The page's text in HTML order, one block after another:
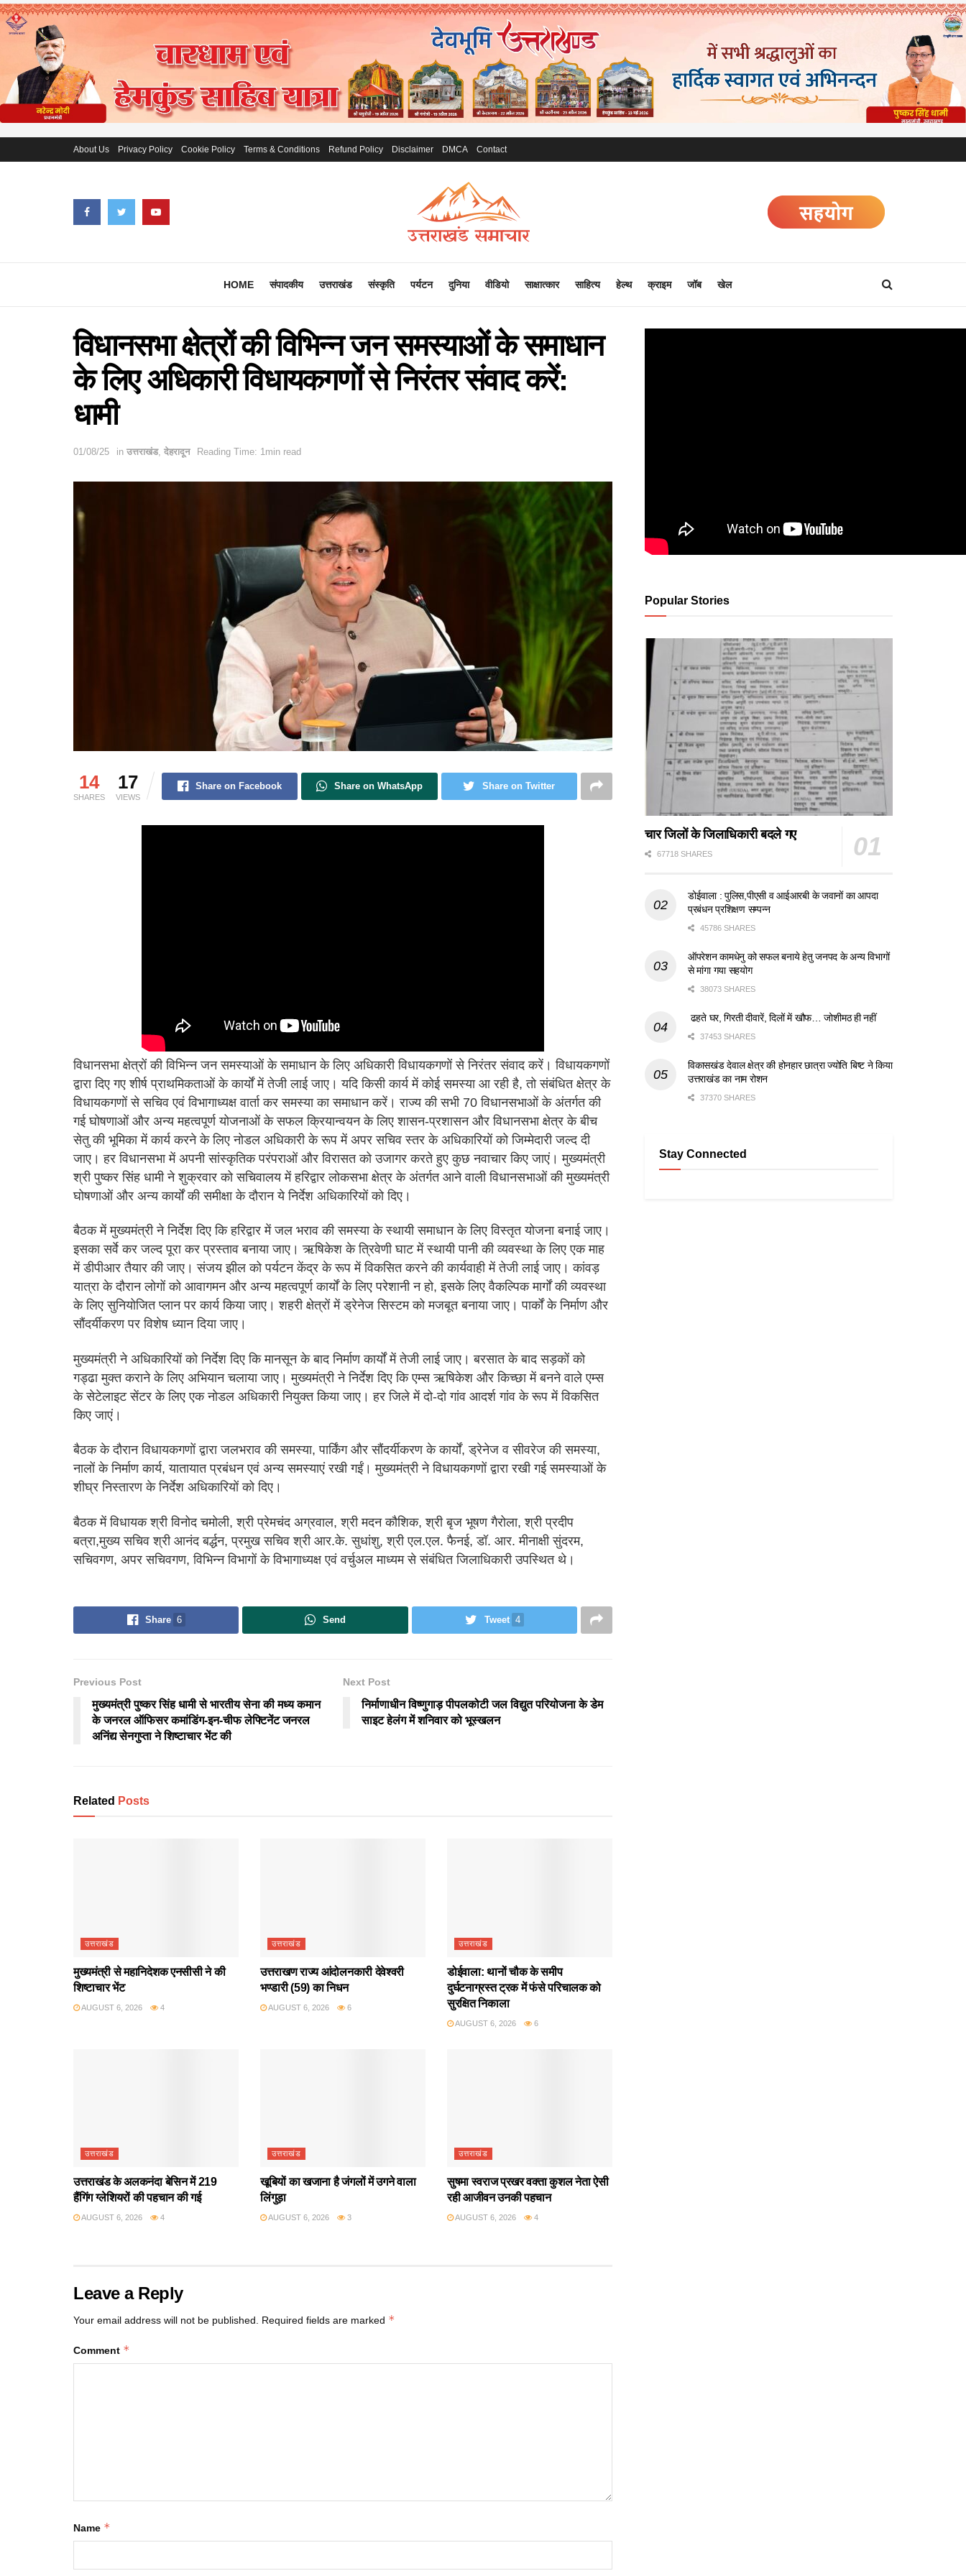
About Us Privacy Policy Cookie Policy Terms & Conditions Refund Policy Disclaimer DMCA Contact
HOME संपादकीय उत्तराखंड संस्कृति पर्यटन दुनिया वीडियो साक्षात्कार साहित्य हेल्थ क्राइम जॉब खेल
विधानसभा क्षेत्रों की विभिन्न जन समस्याओं के समाधान
के लिए अधिकारी विधायकगणों से निरंतर संवाद करें:
धामी
01/08/25 in उत्तराखंड, देहरादून Reading Time: 1min read
14
SHARES
17
VIEWS
Share on Facebook Share on WhatsApp Share on Twitter
विधानसभा क्षेत्रों की विभिन्न जन समस्याओं के समाधान के लिए अधिकारी विधायकगणों से निरंतर संवाद करें। विधायकगणों
द्वारा दिए गए शीर्ष प्राथमिकताओं के कार्यों में तेजी लाई जाए। यदि किसी कार्य में कोई समस्या आ रही है, तो संबंधित क्षेत्र के
विधायकगणों से सचिव एवं विभागाध्यक्ष वार्ता कर समस्या का समाधान करें। राज्य की सभी 70 विधानसभाओं के अंतर्गत की
गई घोषणाओं और अन्य महत्वपूर्ण योजनाओं के सफल क्रियान्वयन के लिए शासन-प्रशासन और विधानसभा क्षेत्र के बीच
सेतु की भूमिका में कार्य करने के लिए नोडल अधिकारी के रूप में अपर सचिव स्तर के अधिकारियों को जिम्मेदारी जल्द दी
जाए। हर विधानसभा में अपनी सांस्कृतिक परंपराओं और विरासत को उजागर करते हुए कुछ नवाचार किए जाएं। मुख्यमंत्री
श्री पुष्कर सिंह धामी ने शुक्रवार को सचिवालय में हरिद्वार लोकसभा क्षेत्र के अंतर्गत आने वाली विधानसभाओं की मुख्यमंत्री
घोषणाओं और अन्य कार्यों की समीक्षा के दौरान ये निर्देश अधिकारियों को दिए।
बैठक में मुख्यमंत्री ने निर्देश दिए कि हरिद्वार में जल भराव की समस्या के स्थायी समाधान के लिए विस्तृत योजना बनाई जाए।
इसका सर्वे कर जल्द पूरा कर प्रस्ताव बनाया जाए। ऋषिकेश के त्रिवेणी घाट में स्थायी पानी की व्यवस्था के लिए एक माह
में डीपीआर तैयार की जाए। संजय झील को पर्यटन केंद्र के रूप में विकसित करने की कार्यवाही में तेजी लाई जाए। कांवड़
यात्रा के दौरान लोगों को आवागमन और अन्य महत्वपूर्ण कार्यों के लिए परेशानी न हो, इसके लिए वैकल्पिक मार्गों की व्यवस्था
के लिए सुनियोजित प्लान पर कार्य किया जाए। शहरी क्षेत्रों में ड्रेनेज सिस्टम को मजबूत बनाया जाए। पार्कों के निर्माण और
सौंदर्यीकरण पर विशेष ध्यान दिया जाए।
मुख्यमंत्री ने अधिकारियों को निर्देश दिए कि मानसून के बाद निर्माण कार्यों में तेजी लाई जाए। बरसात के बाद सड़कों को
गड्ढा मुक्त कराने के लिए अभियान चलाया जाए। मुख्यमंत्री ने निर्देश दिए कि एम्स ऋषिकेश और किच्छा में बनने वाले एम्स
के सेटेलाइट सेंटर के लिए एक नोडल अधिकारी नियुक्त किया जाए। हर जिले में दो-दो गांव आदर्श गांव के रूप में विकसित
किए जाएं।
बैठक के दौरान विधायकगणों द्वारा जलभराव की समस्या, पार्किंग और सौंदर्यीकरण के कार्यों, ड्रेनेज व सीवरेज की समस्या,
नालों के निर्माण कार्य, यातायात प्रबंधन एवं अन्य समस्याएं रखी गईं। मुख्यमंत्री ने विधायकगणों द्वारा रखी गई समस्याओं के
शीघ्र निस्तारण के निर्देश अधिकारियों को दिए।
बैठक में विधायक श्री विनोद चमोली, श्री प्रेमचंद अग्रवाल, श्री मदन कौशिक, श्री बृज भूषण गैरोला, श्री प्रदीप
बत्रा,मुख्य सचिव श्री आनंद बर्द्धन, प्रमुख सचिव श्री आर.के. सुधांशु, श्री एल.एल. फैनई, डॉ. आर. मीनाक्षी सुंदरम,
सचिवगण, अपर सचिवगण, विभिन्न विभागों के विभागाध्यक्ष एवं वर्चुअल माध्यम से संबंधित जिलाधिकारी उपस्थित थे।
Share 6 Send Tweet 4
Previous Post
मुख्यमंत्री पुष्कर सिंह धामी से भारतीय सेना की मध्य कमान
के जनरल ऑफिसर कमांडिंग-इन-चीफ लेफ्टिनेंट जनरल
अनिंद्य सेनगुप्ता ने शिष्टाचार भेंट की
Next Post
निर्माणाधीन विष्णुगाड़ पीपलकोटी जल विद्युत परियोजना के डेम
साइट हेलंग में शनिवार को भूस्खलन
Related Posts
उत्तराखंड
मुख्यमंत्री से महानिदेशक एनसीसी ने की
शिष्टाचार भेंट
AUGUST 6, 2026 4
उत्तराखंड
उत्तराखण राज्य आंदोलनकारी देवेश्वरी
भण्डारी (59) का निधन
AUGUST 6, 2026 6
उत्तराखंड
डोईवाला: थानों चौक के समीप
दुर्घटनाग्रस्त ट्रक में फंसे परिचालक को
सुरक्षित निकाला
AUGUST 6, 2026 6
उत्तराखंड
उत्तराखंड के अलकनंदा बेसिन में 219
हैंगिंग ग्लेशियरों की पहचान की गई
AUGUST 6, 2026 4
उत्तराखंड
खूबियों का खजाना है जंगलों में उगने वाला
लिंगुड़ा
AUGUST 6, 2026 3
उत्तराखंड
सुषमा स्वराज प्रखर वक्ता कुशल नेता ऐसी
रही आजीवन उनकी पहचान
AUGUST 6, 2026 4
Leave a Reply
Your email address will not be published. Required fields are marked *
Comment *
Name *
Popular Stories
चार जिलों के जिलाधिकारी बदले गए
67718 SHARES
डोईवाला : पुलिस,पीएसी व आईआरबी के जवानों का आपदा
प्रबंधन प्रशिक्षण सम्पन्न
45786 SHARES
ऑपरेशन कामधेनु को सफल बनाये हेतु जनपद के अन्य विभागों
से मांगा गया सहयोग
38073 SHARES
ढहते घर, गिरती दीवारें, दिलों में खौफ… जोशीमठ ही नहीं
37453 SHARES
विकासखंड देवाल क्षेत्र की होनहार छात्रा ज्योति बिष्ट ने किया
उत्तराखंड का नाम रोशन
37370 SHARES
Stay Connected